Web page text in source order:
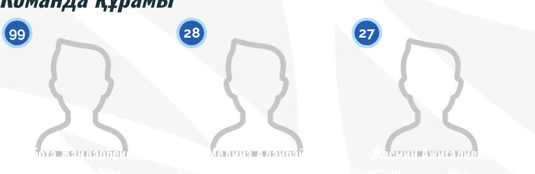
99
Акбота Жандарбекова
28
Медина Адайбай
27
Жасмин Ажигалиева